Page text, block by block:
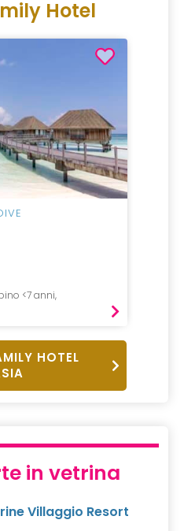
Hotel
<7 anni,
HOTEL
in vetrina
Villaggio Resort